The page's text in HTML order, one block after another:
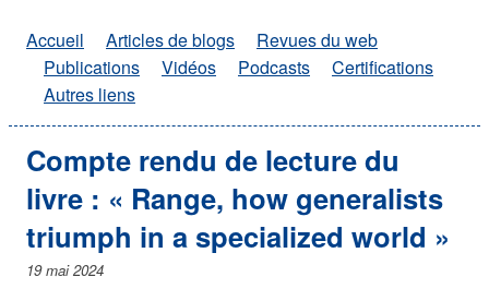
Accueil Articles de blogs
Revues du web
Publications
Vidéos Podcasts
Certifications
Autres liens
Compte rendu de lecture du
livre : « Range, how generalists
triumph in a specialized world »
19 mai 2024